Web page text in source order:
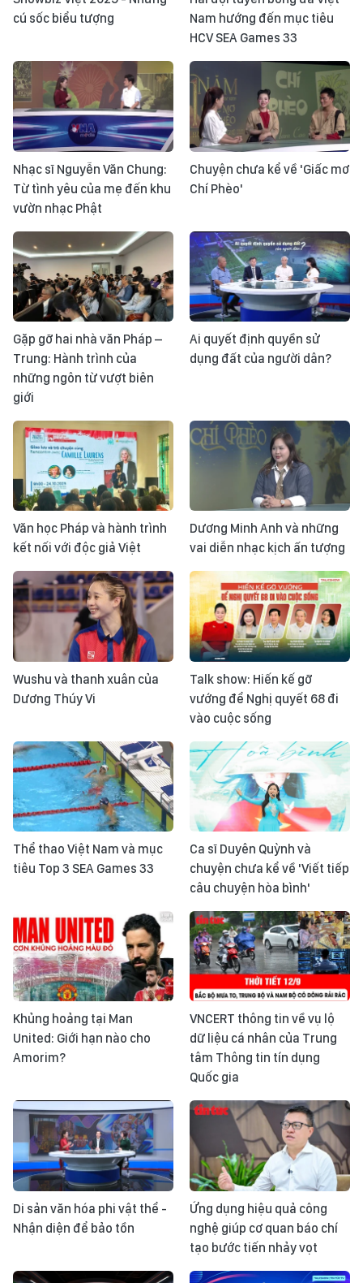
cú sốc biểu tượng
Nam hướng đến mục tiêu
HCV SEA Games 33
Nhạc sĩ Nguyễn Văn Chung:
Từ tình yêu của mẹ đến khu
vườn nhạc Phật
Chuyện chưa kể về 'Giấc mơ
Chí Phèo'
Gặp gỡ hai nhà văn Pháp –
Trung: Hành trình của
những ngôn từ vượt biên
giới
Ai quyết định quyền sử
dụng đất của người dân?
Văn học Pháp và hành trình
kết nối với độc giả Việt
Dương Minh Anh và những
vai diễn nhạc kịch ấn tượng
Wushu và thanh xuân của
Dương Thúy Vi
Talk show: Hiến kế gỡ
vướng để Nghị quyết 68 đi
vào cuộc sống
Thể thao Việt Nam và mục
tiêu Top 3 SEA Games 33
Ca sĩ Duyên Quỳnh và
chuyện chưa kể về 'Viết tiếp
câu chuyện hòa bình'
Khủng hoảng tại Man
United: Giới hạn nào cho
Amorim?
VNCERT thông tin về vụ lộ
dữ liệu cá nhân của Trung
tâm Thông tin tín dụng
Quốc gia
Di sản văn hóa phi vật thể -
Nhận diện để bảo tồn
Ứng dụng hiệu quả công
nghệ giúp cơ quan báo chí
tạo bước tiến nhảy vọt